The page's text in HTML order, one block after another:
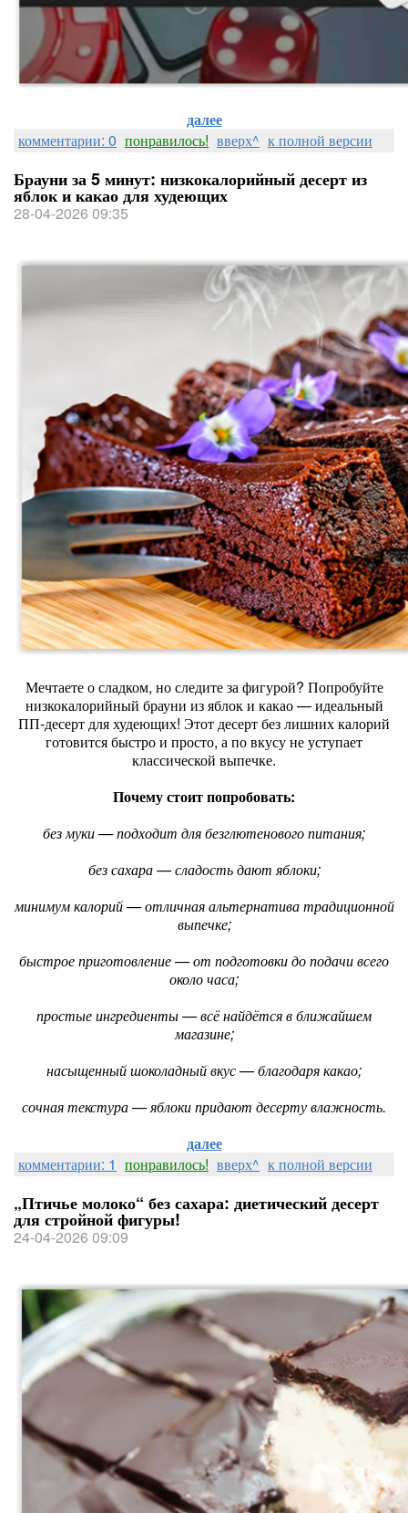
далее
комментарии: 0 понравилось! вверх^ к полной версии
Брауни за 5 минут: низкокалорийный десерт из
яблок и какао для худеющих
28-04-2026 09:35
Мечтаете о сладком, но следите за фигурой? Попробуйте
низкокалорийный брауни из яблок и какао — идеальный
ПП‑десерт для худеющих! Этот десерт без лишних калорий
готовится быстро и просто, а по вкусу не уступает
классической выпечке.
Почему стоит попробовать:
без муки — подходит для безглютенового питания;
без сахара — сладость дают яблоки;
минимум калорий — отличная альтернатива традиционной
выпечке;
быстрое приготовление — от подготовки до подачи всего
около часа;
простые ингредиенты — всё найдётся в ближайшем
магазине;
насыщенный шоколадный вкус — благодаря какао;
сочная текстура — яблоки придают десерту влажность.
далее
комментарии: 1 понравилось! вверх^ к полной версии
„Птичье молоко“ без сахара: диетический десерт
для стройной фигуры!
24-04-2026 09:09